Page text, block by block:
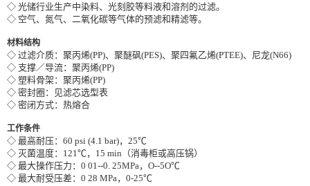
◇ 光储行业生产中染料、光刻胶等料液和溶剂的过滤。
◇ 空气、氮气、二氧化碳等气体的预滤和精滤等。
材料结构
◇ 过滤介质：聚丙烯(PP)、聚醚砜(PES)、聚四氟乙烯(PTEE)、尼龙(N66)
◇ 支撑／导流：聚丙烯(PP)
◇ 塑料骨架：聚丙烯(PP)
◇ 密封圈：见滤芯选型表
◇ 密闭方式：热熔合
工作条件
◇ 最高耐压：60 psi (4.1 bar)，25℃
◇ 灭菌温度：121℃，15 min（消毒柜或高压锅）
◇ 最大操作压力：0 01--0. 25MPa，O--5O℃
◇ 最大耐受压差：0 28 MPa，0-25℃